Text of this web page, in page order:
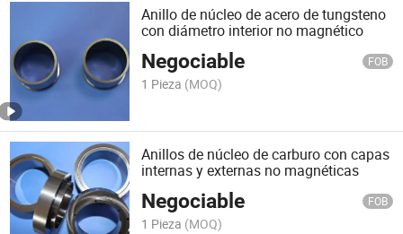
Anillo de núcleo de acero de tungsteno
con diámetro interior no magnético
Negociable FOB
1 Pieza (MOQ)
Anillos de núcleo de carburo con capas
internas y externas no magnéticas
Negociable FOB
1 Pieza (MOQ)